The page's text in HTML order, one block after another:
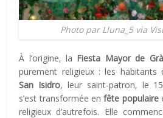
Photo par Lluna_5 via
À l’origine, la Fiesta Mayor de
purement religieux : les habitants
San Isidro, leur saint-patron, le
s’est transformée enfête populaire
religieux d’autrefois. Elle